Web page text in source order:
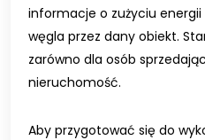
informacje o zużyciu
węgla przez dany obiekt.
zarówno dla osób
nieruchomość.
Aby przygotować się do